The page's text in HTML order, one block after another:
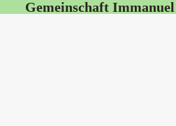
Gemeinschaft Immanuel